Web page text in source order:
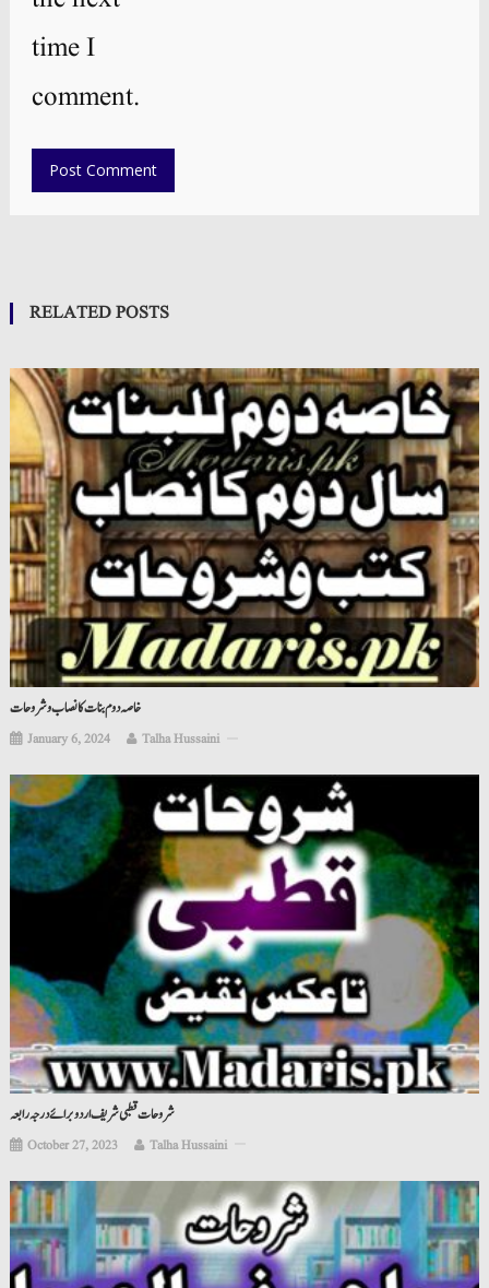
time I
comment.
RELATED POSTS
خاصہ دوم بنات کا نصاب و شروحات
January 6, 2024 Talha Hussaini
شروحات قطبی شریف اردو برائے درجہ رابعہ
October 27, 2023 Talha Hussaini